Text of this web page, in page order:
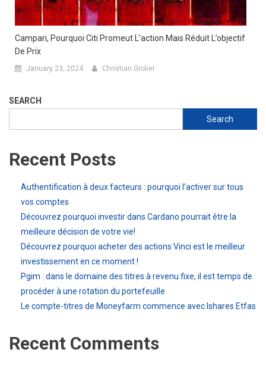
Campari, Pourquoi Citi Promeut L’action Mais Réduit L’objectif
De Prix
January 23, 2024 Christian Grolier
SEARCH
Search
Recent Posts
Authentification à deux facteurs : pourquoi l’activer sur tous
vos comptes
Découvrez pourquoi investir dans Cardano pourrait être la
meilleure décision de votre vie!
Découvrez pourquoi acheter des actions Vinci est le meilleur
investissement en ce moment !
Pgim : dans le domaine des titres à revenu fixe, il est temps de
procéder à une rotation du portefeuille
Le compte-titres de Moneyfarm commence avec Ishares Etfas
Recent Comments